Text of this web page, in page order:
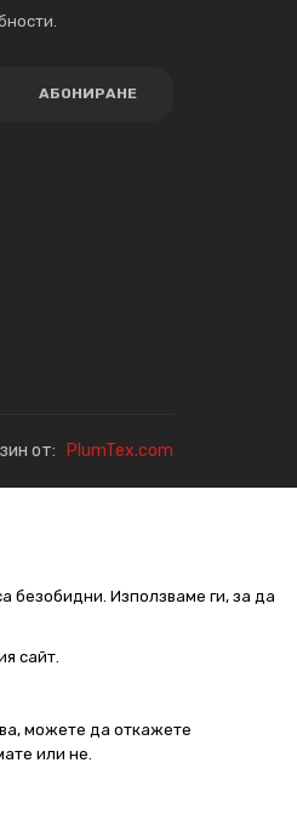
АБОНИРАНЕ
от: PlumTex.com
безобидни. Използваме ги, за да
сайт.
можете да откажете
или не.